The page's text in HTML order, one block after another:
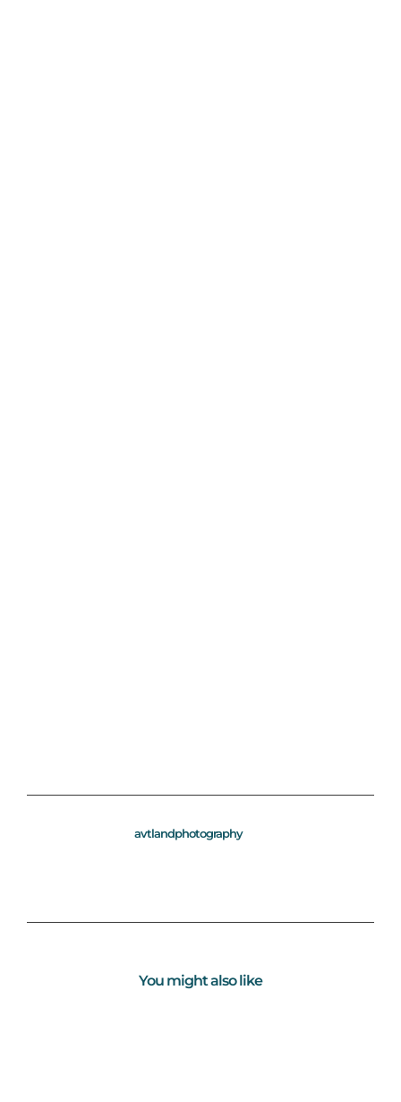
avtlandphotography
You might also like